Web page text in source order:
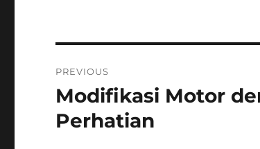
navigation
PREVIOUS
Previous
post:
Modifikasi Motor
Perhatian